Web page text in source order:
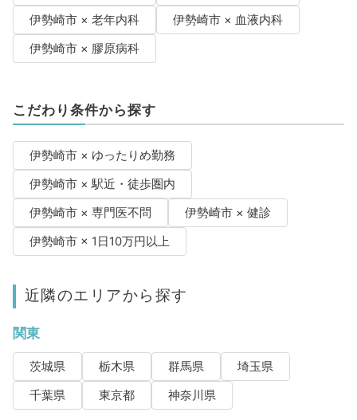
伊勢崎市 × 老年内科
伊勢崎市 × 血液内科
伊勢崎市 × 膠原病科
こだわり条件から探す
伊勢崎市 × ゆったりめ勤務
伊勢崎市 × 駅近・徒歩圏内
伊勢崎市 × 専門医不問
伊勢崎市 × 健診
伊勢崎市 × 1日10万円以上
近隣のエリアから探す
関東
茨城県 栃木県 群馬県
埼玉県
千葉県
東京都 神奈川県